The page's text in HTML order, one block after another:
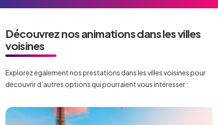
Découvrez nos animations dans les villes
voisines
Explorez également nos prestations dans les villes voisines pour
découvrir d’autres options qui pourraient vous intéresser :